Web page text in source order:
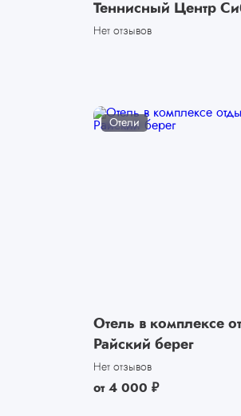
Теннисный Центр
Нет отзывов
Отели
Отель в комплексе
Райский берег
Нет отзывов
от 4 000 ₽